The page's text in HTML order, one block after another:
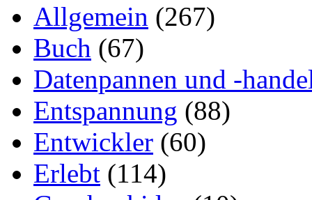
Allgemein (267)
Buch (67)
Datenpannen und -
Entspannung (88)
Entwickler (60)
Erlebt (114)